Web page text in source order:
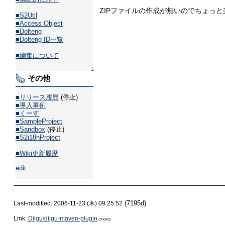
ZIPファイルの作成が無いのでちょっと
■S2Util
■Access Object
■Dolteng
■Dolteng ID一覧
■編集について
↑
その他
■リリース履歴(停止)
■導入事例
■くーす
■SampleProject
■Sandbox (停止)
■S2i18nProject
■Wiki更新履歴
edit
Last-modified: 2006-11-23 (木) 09:25:52 (7195d)
Link: Diigu/diigu-maven-plugin (7006d)